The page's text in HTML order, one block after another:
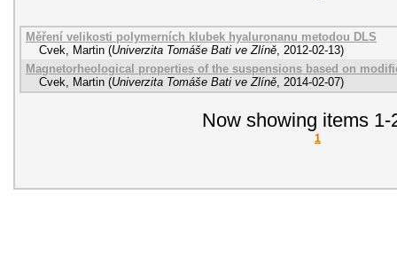
Měření velikosti polymerních klubek hyaluronanu metodou DLS
Cvek, Martin (Univerzita Tomáše Bati ve Zlíně 2012-02-13)
Magnetorheological properties of the suspensions based on
Cvek, Martin (Univerzita Tomáše Bati ve Zlíně 2014-02-07)
Now showing items 1-
1